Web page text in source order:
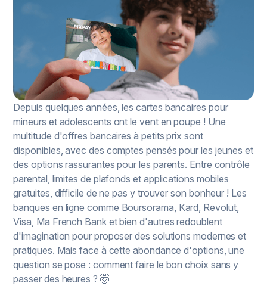
Depuis quelques années, les cartes bancaires pour
mineurs et adolescents ont le vent en poupe ! Une
multitude d'offres bancaires à petits prix sont
disponibles, avec des comptes pensés pour les jeunes et
des options rassurantes pour les parents. Entre contrôle
parental, limites de plafonds et applications mobiles
gratuites, difficile de ne pas y trouver son bonheur ! Les
banques en ligne comme Boursorama, Kard, Revolut,
Visa, Ma French Bank et bien d'autres redoublent
d'imagination pour proposer des solutions modernes et
pratiques. Mais face à cette abondance d'options, une
question se pose : comment faire le bon choix sans y
passer des heures ? 🤯